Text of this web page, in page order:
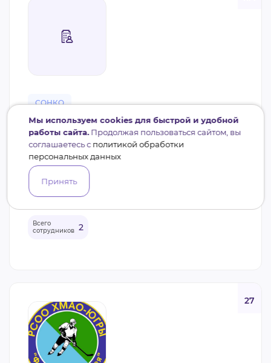
СОНКО
АССОЦИАЦИЯ ЮГОРСКИЙ ЦЕНТР
ГУМАНИТАРНЫХ ИССЛЕДОВАНИЙ АИСТ
Гражданское общество, Экология и защита
животных, Историческая память
Сургут
4 проекта (8,85 млн. руб.)
Всего
сотрудников 2
27
Мы используем cookies для быстрой и удобной
работы сайта.Продолжая пользоваться сайтом, вы
соглашаетесь сполитикой обработки
персональных данных
Принять